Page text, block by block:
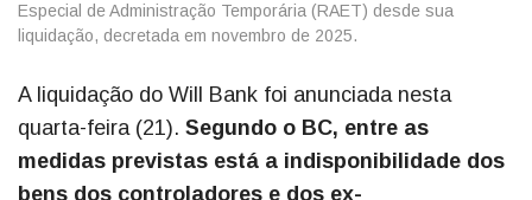
Especial de Administração Temporária (RAET) desde sua
liquidação, decretada em novembro de 2025.
A liquidação do Will Bank foi anunciada nesta
quarta-feira (21). Segundo o BC, entre as
medidas previstas está a indisponibilidade dos
bens dos controladores e dos ex-